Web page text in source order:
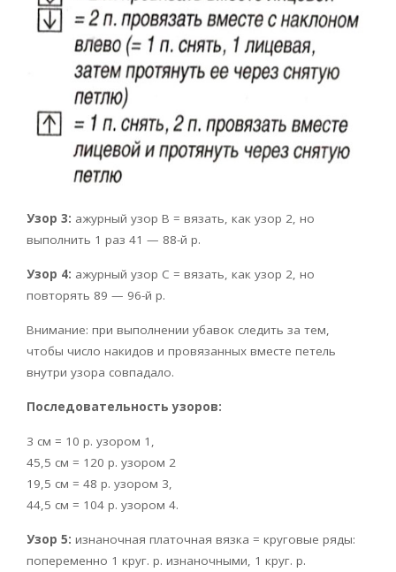
Узор 3: ажурный узор В = вязать, как узор 2, но
выполнить 1 раз 41 — 88-й р.
Узор 4: ажурный узор С = вязать, как узор 2, но
повторять 89 — 96-й р.
Внимание: при выполнении убавок следить за тем,
чтобы число накидов и провязанных вместе петель
внутри узора совпадало.
Последовательность узоров:
3 см = 10 р. узором 1,
45,5 см = 120 р. узором 2
19,5 см = 48 р. узором 3,
44,5 см = 104 p. узором 4.
Узор 5: изнаночная платочная вязка = круговые ряды:
попеременно 1 круг. р. изнаночными, 1 круг. р.